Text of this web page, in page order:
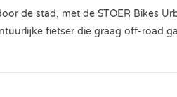
de stad, met de STOER Bikes
fietser die graag off-road